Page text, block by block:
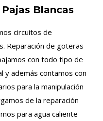
Blancas
circuitos de
Reparación de goteras
con todo tipo de
y además contamos con
para la manipulación
de la reparación
para agua caliente